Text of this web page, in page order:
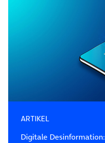
ARTIKEL
Digitale Desinformation: